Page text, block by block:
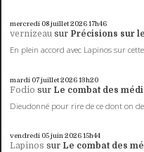
mercredi 08juillet 202617h46
vernizeau sur Précisions sur
En plein accord avec Lapinos sur
mardi 07juillet 202613h20
Fodio sur Le combat des
Dieudonné pour rire de ce dont on
vendredi 05juin 202615h44
Lapinos sur Le combat des